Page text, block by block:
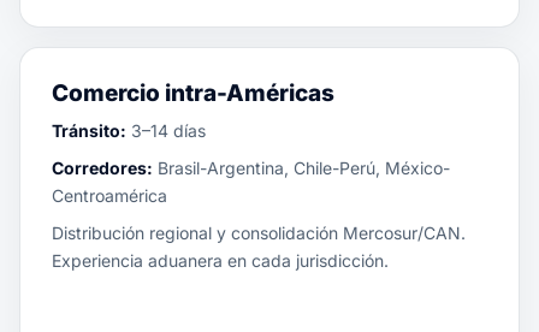
Comercio intra-Américas
Tránsito: 3–14 días
Corredores: Brasil-Argentina, Chile-Perú, México-
Centroamérica
Distribución regional y consolidación Mercosur/CAN.
Experiencia aduanera en cada jurisdicción.